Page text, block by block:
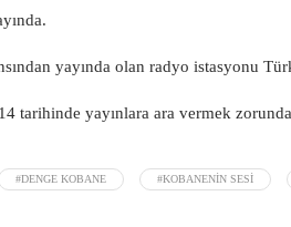
yayında olan radyo istasyonu
tarihinde yayınlara ara vermek
#DENGE KOBANE #KOBANENIN SESI